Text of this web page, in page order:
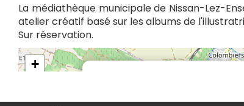
La médiathèque municipale de Nissan-Lez-
atelier créatif basé sur les albums de
Sur réservation.
+